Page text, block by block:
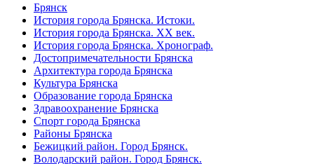
Брянск
История города Брянска. Истоки.
История города Брянска. XX век.
История города Брянска. Хронограф.
Достопримечательности Брянска
Архитектура города Брянска
Культура Брянска
Образование города Брянска
Здравоохранение Брянска
Спорт города Брянска
Районы Брянска
Бежицкий район. Город Брянск.
Володарский район. Город Брянск.